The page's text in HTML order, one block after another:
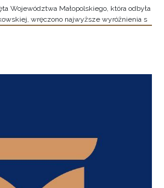
Województwa Małopolskiego, która odbyła
wręczono najwyższe wyróżnienia s